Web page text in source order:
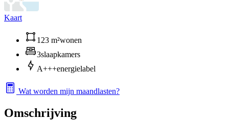
Kaart
123 m²wonen
3slaapkamers
A+++energielabel
Wat worden mijn maandlasten?
Omschrijving